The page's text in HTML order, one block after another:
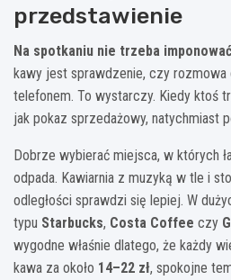
przedstawienie
Na spotkaniu nie trzeba
kawy jest sprawdzenie, czy rozmowa
telefonem. To wystarczy. Kiedy ktoś
jak pokaz sprzedażowy, natychmiast
Dobrze wybierać miejsca, w których
odpada. Kawiarnia z muzyką w tle i
odległości sprawdzi się lepiej. W
typu Starbucks, Costa Coffee czy
wygodne właśnie dlatego, że każdy
kawa za około 14–22 zł, spokojne